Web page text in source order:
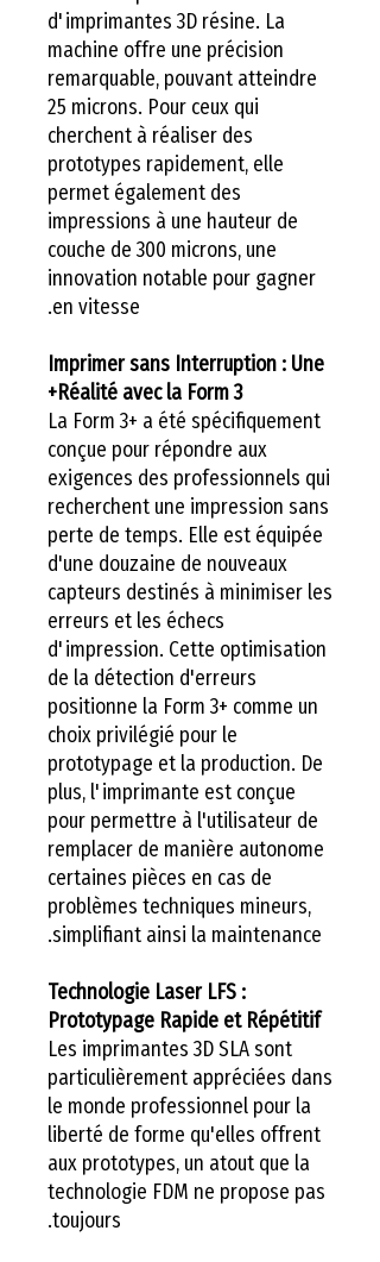
d'imprimantes 3D résine. La
machine offre une précision
remarquable, pouvant atteindre
25 microns. Pour ceux qui
cherchent à réaliser des
prototypes rapidement, elle
permet également des
impressions à une hauteur de
couche de 300 microns, une
innovation notable pour gagner
en vitesse.
Imprimer sans Interruption : Une
Réalité avec la Form 3+
La Form 3+ a été spécifiquement
conçue pour répondre aux
exigences des professionnels qui
recherchent une impression sans
perte de temps. Elle est équipée
d'une douzaine de nouveaux
capteurs destinés à minimiser les
erreurs et les échecs
d'impression. Cette optimisation
de la détection d'erreurs
positionne la Form 3+ comme un
choix privilégié pour le
prototypage et la production. De
plus, l'imprimante est conçue
pour permettre à l'utilisateur de
remplacer de manière autonome
certaines pièces en cas de
problèmes techniques mineurs,
simplifiant ainsi la maintenance.
Technologie Laser LFS :
Prototypage Rapide et Répétitif
Les imprimantes 3D SLA sont
particulièrement appréciées dans
le monde professionnel pour la
liberté de forme qu'elles offrent
aux prototypes, un atout que la
technologie FDM ne propose pas
toujours.